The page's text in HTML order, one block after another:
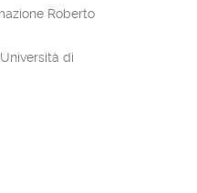
Roberto
di